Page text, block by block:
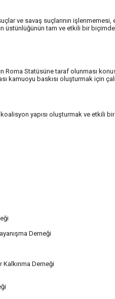
ve savaş suçlarının
üstünlüğünün tam ve etkili bir biçimde
Roma Statüsüne taraf olunması
kamuoyu baskısı oluşturmak için
yapısı oluşturmak ve etkili
Derneği
Derneği